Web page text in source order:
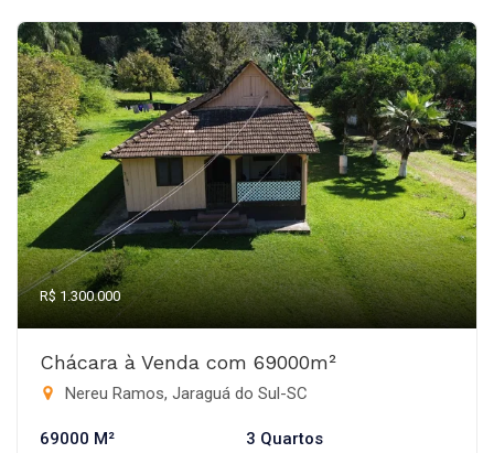
R$ 1.300.000
Chácara à Venda com 69000m²
Nereu Ramos, Jaraguá do Sul-SC
69000 M² 3 Quartos